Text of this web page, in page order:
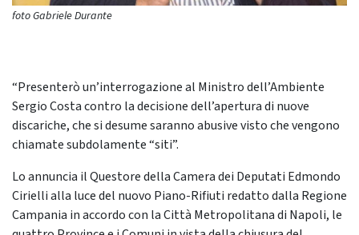
foto Gabriele Durante
“Presenterò un’interrogazione al Ministro dell’Ambiente
Sergio Costa contro la decisione dell’apertura di nuove
discariche, che si desume saranno abusive visto che vengono
chiamate subdolamente “siti”.
Lo annuncia il Questore della Camera dei Deputati Edmondo
Cirielli alla luce del nuovo Piano-Rifiuti redatto dalla Regione
Campania in accordo con la Città Metropolitana di Napoli, le